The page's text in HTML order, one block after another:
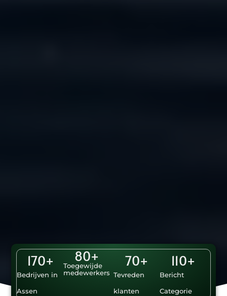
Bedrijven in
Assen
170+
Toegewijde
medewerkers
80+
Tevreden
klanten
70+
Bericht
Categorie
110+